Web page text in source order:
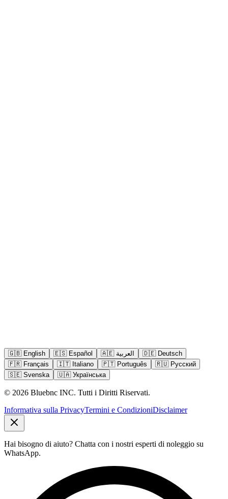
🇬🇧 English 🇪🇸 Español 🇦🇪 العربية 🇩🇪 Deutsch
🇫🇷 Français 🇮🇹 Italiano 🇵🇹 Português 🇷🇺 Русский
🇸🇪 Svenska 🇺🇦 Українська
© 2026 Bluebnc INC. Tutti i Diritti Riservati.
Informativa sulla PrivacyTermini e CondizioniDisclaimer
Hai bisogno di aiuto? Chatta con i nostri esperti di noleggio su
WhatsApp.